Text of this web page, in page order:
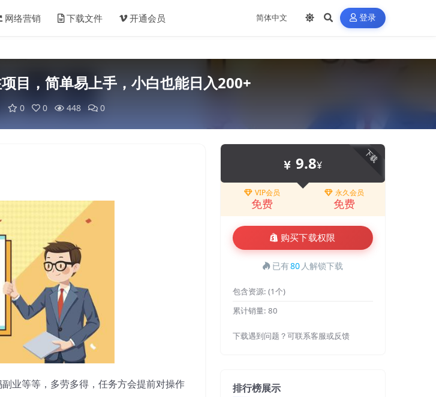
网络营销 下载文件 开通会员 登录
目，简单易上手，小白也能日入200+
0 0 448 0
业等等，多劳多得，任务方会提前对操作
下载
9.8¥
VIP会员
免费
永久会员
免费
购买下载权限
已有80 人解锁下载
包含资源: (1个)
累计销量: 80
下载遇到问题？可联系客服或反馈
排行榜展示